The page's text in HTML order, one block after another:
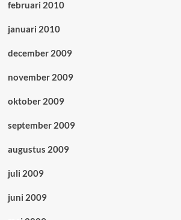
februari 2010
januari 2010
december 2009
november 2009
oktober 2009
september 2009
augustus 2009
juli 2009
juni 2009